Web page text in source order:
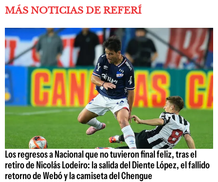
MÁS NOTICIAS DE REFERÍ
Los regresos a Nacional que no tuvieron final feliz, tras el
retiro de Nicolás Lodeiro: la salida del Diente López, el fallido
retorno de Webó y la camiseta del Chengue